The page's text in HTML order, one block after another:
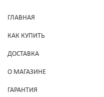
ГЛАВНАЯ
КАК КУПИТЬ
ДОСТАВКА
О МАГАЗИНЕ
ГАРАНТИЯ